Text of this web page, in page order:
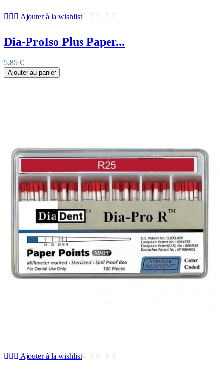
Ajouter à la wishlist
Dia-ProIso Plus Paper...
5,85 €
Ajouter au panier
Ajouter à la wishlist